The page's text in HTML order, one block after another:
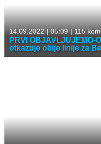
14.09.2022 |05:09 |115
PRVI
otkazuje obije linije za